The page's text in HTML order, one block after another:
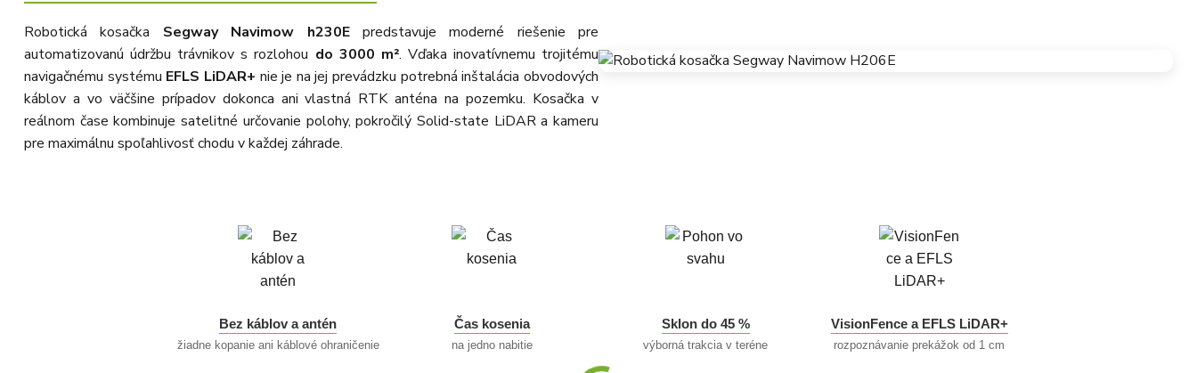
Robotická kosačka Segway Navimow h230Epredstavuje moderné riešenie pre
automatizovanú údržbu trávnikov s rozlohou do 3000 m². Vďaka inovatívnemu trojitému
navigačnému systému EFLS LiDAR+ nie je na jej prevádzku potrebná inštalácia obvodových
káblov a vo väčšine prípadov dokonca ani vlastná RTK anténa na pozemku. Kosačka v
reálnom čase kombinuje satelitné určovanie polohy, pokročilý Solid-state LiDAR a kameru
pre maximálnu spoľahlivosť chodu v každej záhrade.
Bez káblov a antén
žiadne kopanie ani káblové ohraničenie
Čas kosenia
na jedno nabitie
Sklon do 45 %
výborná trakcia v teréne
VisionFence a EFLS LiDAR+
rozpoznávanie prekážok od 1 cm